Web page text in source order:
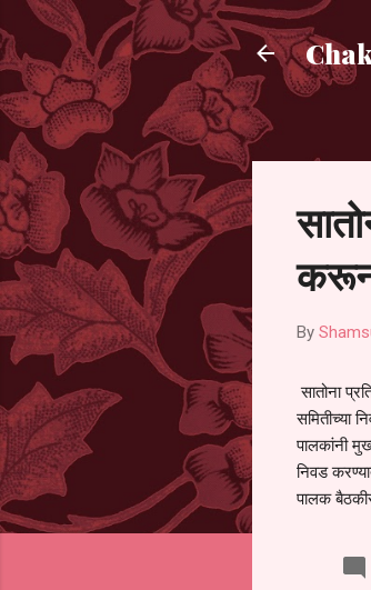
करून
By
सातोना
समितीच्या
पालकांनी
निवड
पालक
समितीची
जालना